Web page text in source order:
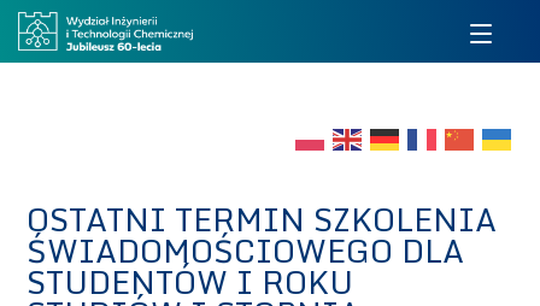
OSTATNI TERMIN SZKOLENIA
ŚWIADOMOŚCIOWEGO DLA
STUDENTÓW I ROKU